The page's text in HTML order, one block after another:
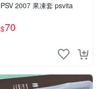
PSV 2007 果凍套 psvita
$70